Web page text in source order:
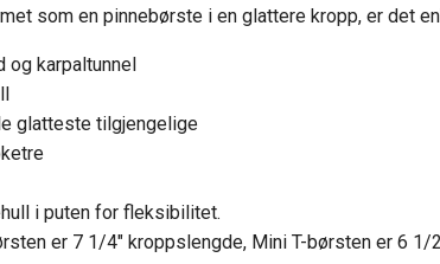
som en pinnebørste i en glattere kropp, er det
karpaltunnel
glatteste tilgjengelige
i puten for fleksibilitet.
er 7 1/4" kroppslengde, Mini T-børsten er 6 1/